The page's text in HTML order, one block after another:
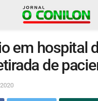
em hospital
de